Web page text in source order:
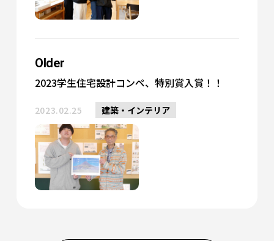
Older
2023学生住宅設計コンペ、特別賞入賞！！
2023.02.25 建築・インテリア